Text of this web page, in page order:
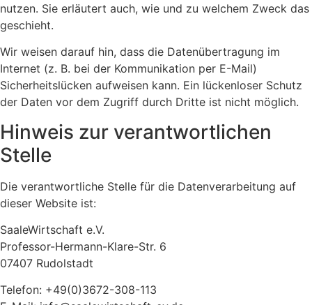
nutzen. Sie erläutert auch, wie und zu welchem Zweck das
geschieht.
Wir weisen darauf hin, dass die Datenübertragung im
Internet (z. B. bei der Kommunikation per E-Mail)
Sicherheitslücken aufweisen kann. Ein lückenloser Schutz
der Daten vor dem Zugriff durch Dritte ist nicht möglich.
Hinweis zur verantwortlichen
Stelle
Die verantwortliche Stelle für die Datenverarbeitung auf
dieser Website ist:
SaaleWirtschaft e.V.
Professor-Hermann-Klare-Str. 6
07407 Rudolstadt
Telefon: +49(0)3672-308-113